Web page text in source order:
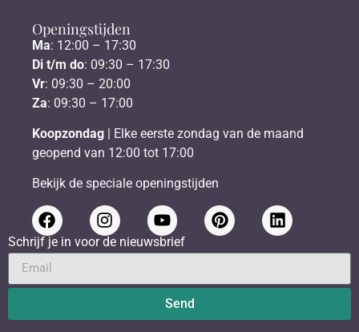
Openingstijden
Ma: 12:00 – 17:30
Di t/m do: 09:30 – 17:30
Vr: 09:30 – 20:00
Za: 09:30 – 17:00
Koopzondag | Elke eerste zondag van de maand
geopend van 12:00 tot 17:00
Bekijk de speciale openingstijden
Schrijf je in voor de nieuwsbrief
Send